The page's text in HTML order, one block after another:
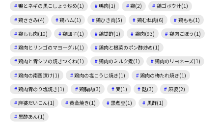
鴨とネギの黒こしょう炒め(1)
鴨肉(1) 鶏(2)
鶏ゴボウ汁(1)
鶏ささみ(4)
鶏ハム(1) 鶏ひき肉(5) 鶏むね肉(6)
鶏もも(1)
鶏もも肉(10)
鶏団子(1) 鶏甘酢(1) 鶏肉(93)
鶏肉ごぼう(1)
鶏肉とリンゴのマヨーグル(1)
鶏肉と根菜のポン酢炒め(1)
鶏肉と青シソの焼きつくね(1)
鶏肉のミルク煮(1)
鶏肉のリヨネーズ(1)
鶏肉の南蛮漬け(1)
鶏肉の塩こうじ焼き(1)
鶏肉の梅たれ焼き(1)
鶏肉青のり塩焼き(1)
鶏胸肉(3) 麦(1) 麩(3)
麻婆(2)
麻婆だいこん(1)
黄金焼き(1) 黒煮豆(1)
黒酢(1)
黒酢あん(1)